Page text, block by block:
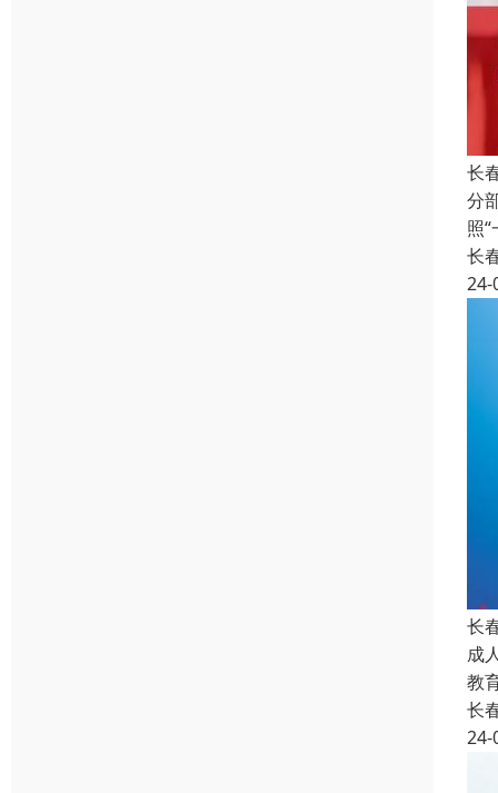
长
分
照
长
24-
长
成
教
长
24-